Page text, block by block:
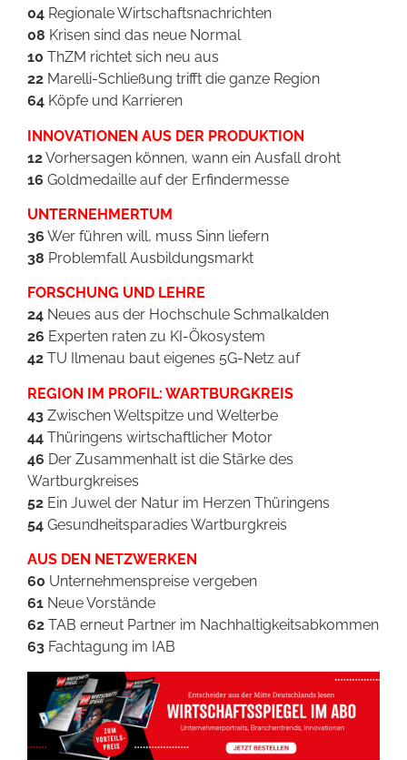
04 Regionale Wirtschaftsnachrichten
08 Krisen sind das neue Normal
10 ThZM richtet sich neu aus
22 Marelli-Schließung trifft die ganze Region
64 Köpfe und Karrieren
INNOVATIONEN AUS DER PRODUKTION
12Vorhersagen können, wann ein Ausfall droht
16 Goldmedaille auf der Erfindermesse
UNTERNEHMERTUM
36 Wer führen will, muss Sinn liefern
38 Problemfall Ausbildungsmarkt
FORSCHUNG UND LEHRE
24 Neues aus der Hochschule Schmalkalden
26 Experten raten zu KI-Ökosystem
42 TU Ilmenau baut eigenes 5G-Netz auf
REGION IM PROFIL: WARTBURGKREIS
43 Zwischen Weltspitze und Welterbe
44 Thüringens wirtschaftlicher Motor
46 Der Zusammenhalt ist die Stärke des
Wartburgkreises
52 Ein Juwel der Natur im Herzen Thüringens
54 Gesundheitsparadies Wartburgkreis
AUS DEN NETZWERKEN
60 Unternehmenspreise vergeben
61 Neue Vorstände
62 TAB erneut Partner im Nachhaltigkeitsabkommen
63 Fachtagung im IAB